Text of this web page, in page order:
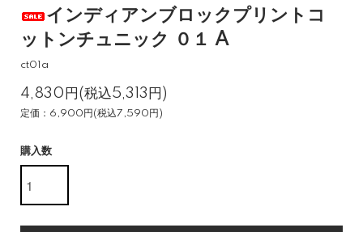
インディアンブロックプリントコ
ットンチュニック ０１ A
ct01a
4,830円(税込5,313円)
定価：6,900円(税込7,590円)
購入数